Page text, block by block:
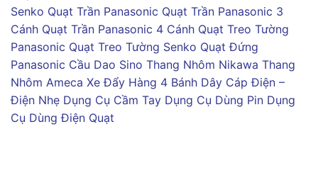
Senko Quạt Trần Panasonic Quạt Trần Panasonic 3
Cánh Quạt Trần Panasonic 4 Cánh Quạt Treo Tường
Panasonic Quạt Treo Tường Senko Quạt Đứng
Panasonic Cầu Dao Sino Thang Nhôm Nikawa Thang
Nhôm Ameca Xe Đẩy Hàng 4 Bánh Dây Cáp Điện –
Điện Nhẹ Dụng Cụ Cầm Tay Dụng Cụ Dùng Pin Dụng
Cụ Dùng Điện Quạt